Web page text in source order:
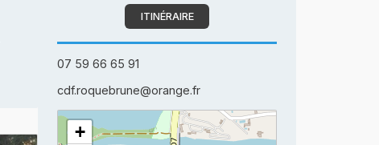
ITINÉRAIRE
07 59 66 65 91
cdf.roquebrune@orange.fr
+